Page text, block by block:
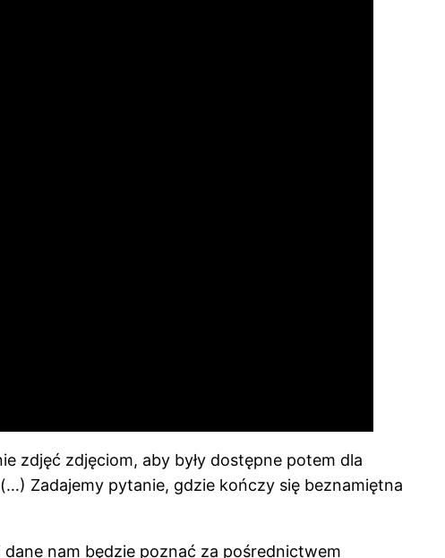
zdjęć zdjęciom, aby były dostępne potem dla
Zadajemy pytanie, gdzie kończy się beznamiętna
nam będzie poznać za pośrednictwem